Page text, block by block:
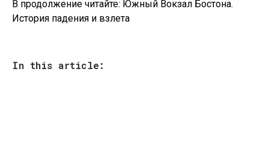
В продолжение читайте: Южный Вокзал Бостона.
История падения и взлета
In this article: